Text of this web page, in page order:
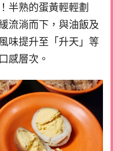
半熟的蛋黃輕輕劃
流淌而下，與油飯及
味提升至「升天」等
感層次。